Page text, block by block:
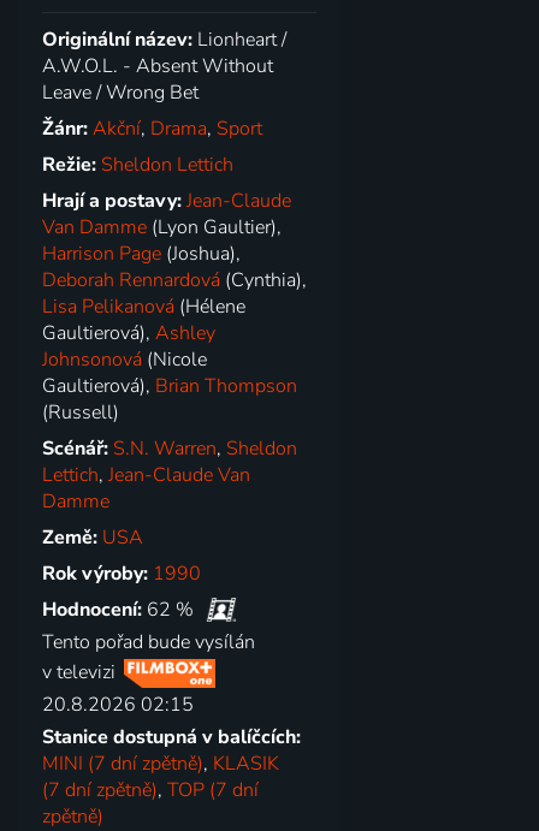
Originální název: Lionheart /
A.W.O.L. - Absent Without
Leave / Wrong Bet
Žánr:Akční, Drama, Sport
Režie: Sheldon Lettich
Hrají a postavy:Jean-Claude
Van Damme (Lyon Gaultier),
Harrison Page (Joshua),
Deborah Rennardová (Cynthia),
Lisa Pelikanová (Hélene
Gaultierová),Ashley
Johnsonová (Nicole
Gaultierová), Brian Thompson
(Russell)
Scénář: S.N. Warren, Sheldon
Lettich,Jean-Claude Van
Damme
Země: USA
Rok výroby: 1990
Hodnocení: 62 %
Tento pořad bude vysílán
v televizi
20.8.2026 02:15
Stanice dostupná v balíčcích:
MINI (7 dní zpětně), KLASIK
(7 dní zpětně),TOP (7 dní
zpětně)